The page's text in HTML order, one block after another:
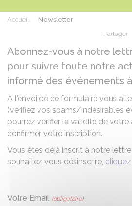
Accueil
Newsletter
Partager
Abonnez-vous à notre
pour suivre toute notre
informé des événements à
A l'envoi de ce formulaire vous
(vérifiez vos spams/indésirables
pourrez vérifier la validité de votre
confirmer votre inscription.
Vous êtes déjà inscrit à notre
souhaitez vous désinscrire, cliquez
Votre Email (obligatoire)